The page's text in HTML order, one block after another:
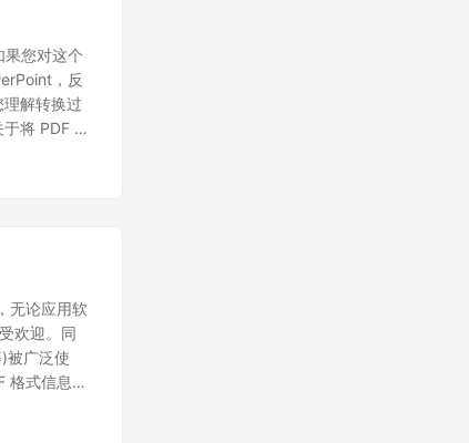
您对这个
，反
解转换过
将 PDF 转
无论应用软
欢迎。同
被广泛使
格式信息。
。 在这个